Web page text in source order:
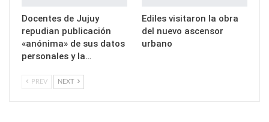
Docentes de Jujuy
repudian publicación
«anónima» de sus datos
personales y la…
Ediles visitaron la obra
del nuevo ascensor
urbano
PREV NEXT